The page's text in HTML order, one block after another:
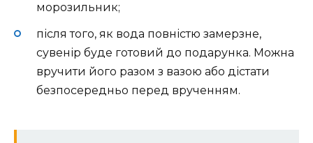
морозильник;
після того, як вода повністю замерзне,
сувенір буде готовий до подарунка. Можна
вручити його разом з вазою або дістати
безпосередньо перед врученням.